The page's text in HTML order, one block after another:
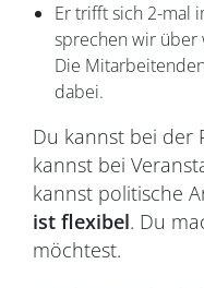
Er trifft sich 2-mal
sprechen wir über
Die
dabei.
Du kannst bei der
kannst bei
kannst politische
ist flexibel. Du
möchtest.